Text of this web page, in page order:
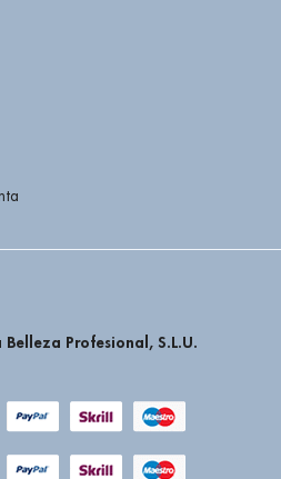
Belleza Profesional, S.L.U.